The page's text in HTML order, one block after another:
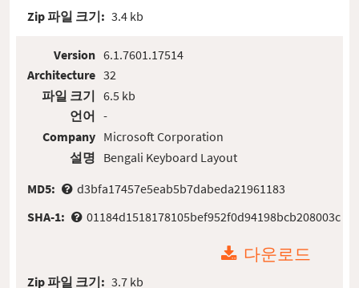
Zip 파일 크기: 3.4 kb
Version
Architecture
파일 크기
언어
Company
설명
6.1.7601.17514
32
6.5 kb
-
Microsoft Corporation
Bengali Keyboard Layout
MD5:
d3bfa17457e5eab5b7dabeda21961183
SHA-1:
01184d1518178105bef952f0d94198bcb208003c
다운로드
Zip 파일 크기: 3.7 kb